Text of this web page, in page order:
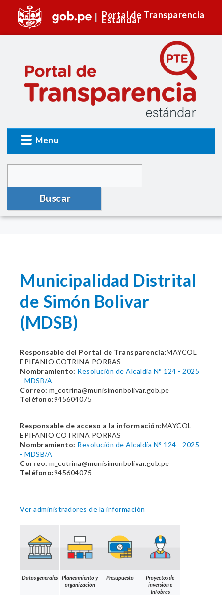
Portal de Transparencia
Estándar
Menu
Buscar
Municipalidad Distrital
de Simón Bolivar
(MDSB)
Responsable del Portal de Transparencia:MAYCOL
EPIFANIO COTRINA PORRAS
Nombramiento: Resolución de Alcaldía N° 124 - 2025
- MDSB/A
Correo: m_cotrina@munisimonbolivar.gob.pe
Teléfono:945604075
Responsable de acceso a la información:MAYCOL
EPIFANIO COTRINA PORRAS
Nombramiento: Resolución de Alcaldía N° 124 - 2025
- MDSB/A
Correo: m_cotrina@munisimonbolivar.gob.pe
Teléfono:945604075
Ver administradores de la información
Datos generales
Planeamiento y
organización
Presupuesto
Proyectos de
inversión e
Infobras